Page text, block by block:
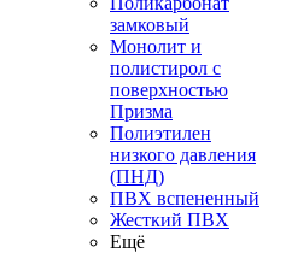
замковый
Монолит и
полистирол с
поверхностью
Призма
Полиэтилен
низкого давления
(ПНД)
ПВХ вспененный
Жесткий ПВХ
Ещё